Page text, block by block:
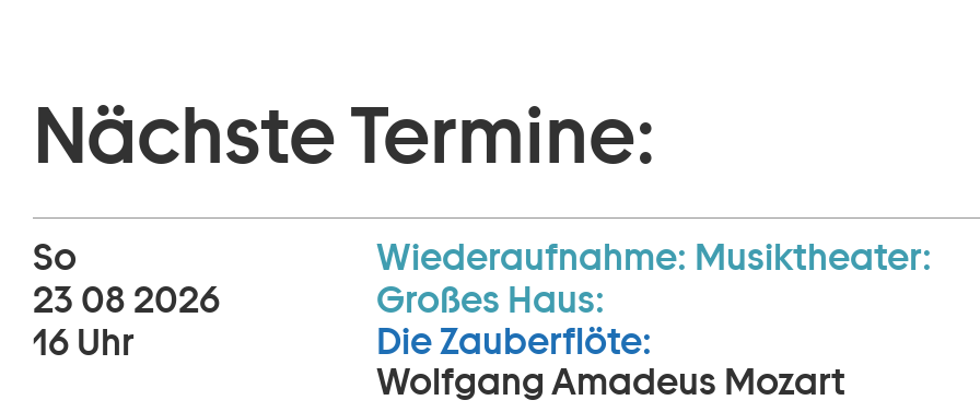
Nächste Termine:
So
23 08 2026
16 Uhr
Wiederaufnahme: Musiktheater:
Großes Haus:
Die Zauberflöte:
Wolfgang Amadeus Mozart